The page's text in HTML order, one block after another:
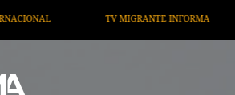
ARTÍCULOS